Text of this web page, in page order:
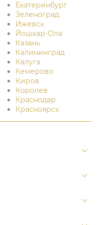
Екатеринбург
Зеленоград
Ижевск
Йошкар-Ола
Казань
Калининград
Калуга
Кемерово
Киров
Королев
Краснодар
Красноярск